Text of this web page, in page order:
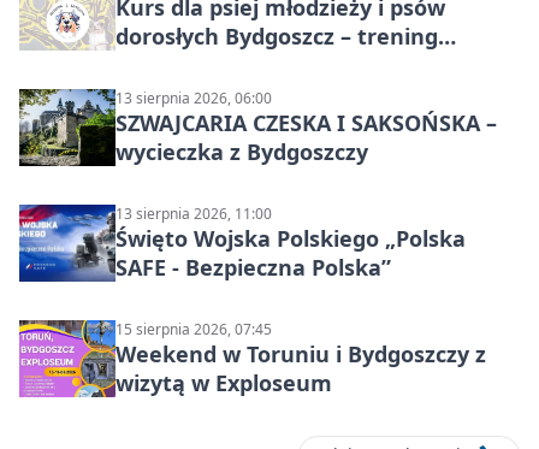
Kurs dla psiej młodzieży i psów
dorosłych Bydgoszcz – trening
13 sierpnia 2026, 06:00
SZWAJCARIA CZESKA I SAKSOŃSKA –
wycieczka z Bydgoszczy
13 sierpnia 2026, 11:00
Święto Wojska Polskiego „Polska
SAFE - Bezpieczna Polska”
15 sierpnia 2026, 07:45
Weekend w Toruniu i Bydgoszczy z
wizytą w Exploseum